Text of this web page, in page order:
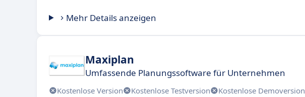
Mehr Details anzeigen
Maxiplan
Umfassende Planungssoftware für Unternehmen
Kostenlose Version Kostenlose Testversion Kostenlose Demoversion